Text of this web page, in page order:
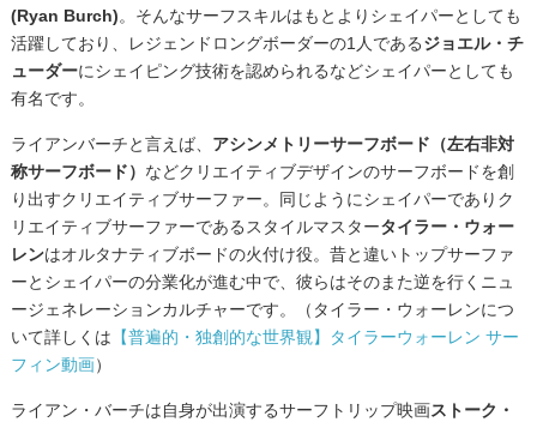
(Ryan Burch)。そんなサーフスキルはもとよりシェイパーとしても
活躍しており、レジェンドロングボーダーの1人であるジョエル・チ
ューダーにシェイピング技術を認められるなどシェイパーとしても
有名です。
ライアンバーチと言えば、 アシンメトリーサーフボード（左右非対
称サーフボード） などクリエイティブデザインのサーフボードを創
り出すクリエイティブサーファー。同じようにシェイパーでありク
リエイティブサーファーであるスタイルマスタータイラー・ウォー
レンはオルタナティブボードの火付け役。昔と違いトップサーファ
ーとシェイパーの分業化が進む中で、彼らはそのまた逆を行くニュ
ージェネレーションカルチャーです。（タイラー・ウォーレンにつ
いて詳しくは 【普遍的・独創的な世界観】タイラーウォーレン サー
フィン動画）
ライアン・バーチは自身が出演するサーフトリップ映画ストーク・